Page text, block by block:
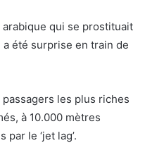
arabique qui se prostituait
été surprise en train de
les plus riches
à 10.000 mètres
le ‘jet lag’.